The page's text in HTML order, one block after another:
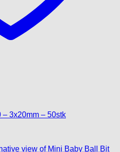
– 3x20mm – 50stk